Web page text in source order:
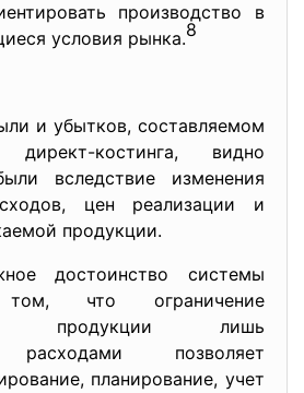
производство в
условия рынка.8
и убытков, составляемом
костинга, видно
вследствие изменения
цен реализации и
продукции.
достоинство системы
что ограничение
продукции лишь
расходами позволяет
планирование, учет